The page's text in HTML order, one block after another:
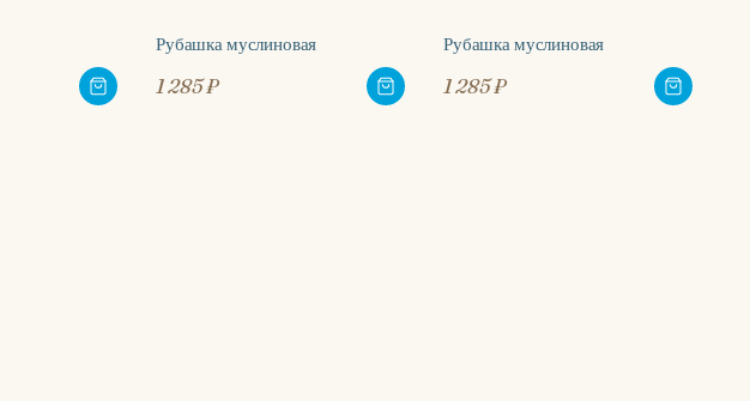
Рубашка муслиновая
1 285 ₽
Рубашка муслиновая
1 285 ₽